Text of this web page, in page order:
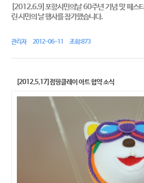
[2012.6.9]포항시민의날 60주년 기념 맛 페스
린 시민의 날 행사를 참가했습니다.
관리자 2012-06-11 조회:873
[2012.5.17]점핑클레이 아트 협약 소식